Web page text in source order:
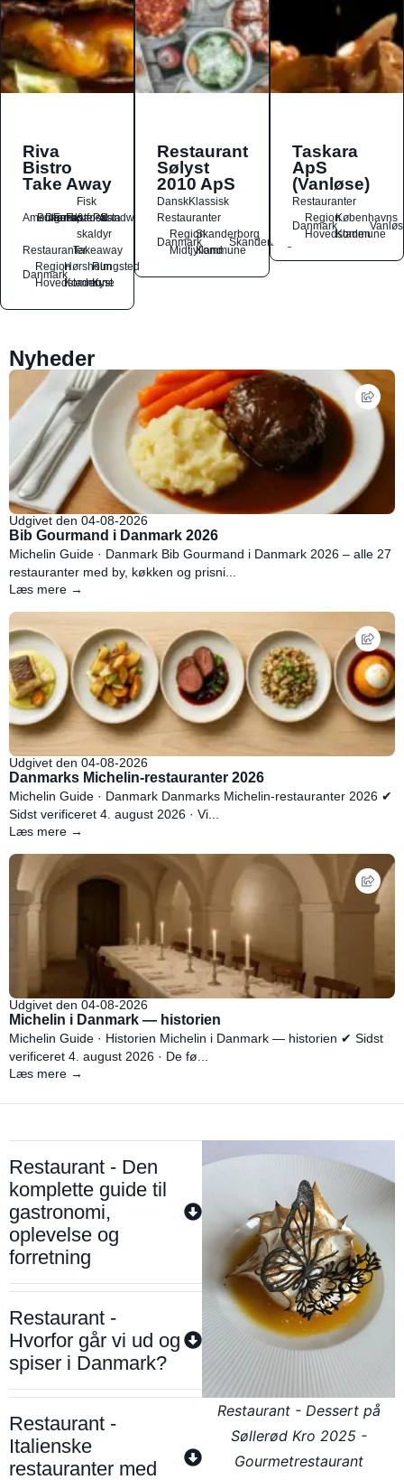
Riva
Bistro
Take Away
Amerikansk
Burger
Dansk
Europæisk
Fastfood
Fisk
&
skaldyr
Pasta
Sandwich
RestauranterTakeaway
Danmark
Region
Hovedstaden
Hørsholm
Kommune
Rungsted
Kyst
Restaurant
Sølyst
2010 ApS
DanskKlassisk
Restauranter
Danmark
Region
Midtjylland
Skanderborg
Kommune
Skanderborg
Taskara
ApS
(Vanløse)
Restauranter
Danmark
Region
Hovedstaden
Københavns
Kommune
Nyheder
Udgivet den 04-08-2026
Bib Gourmand i Danmark 2026
Michelin Guide · Danmark Bib Gourmand i Danmark 2026 – alle 27
restauranter med by, køkken og prisni...
Læs mere →
Udgivet den 04-08-2026
Danmarks Michelin-restauranter 2026
Michelin Guide · Danmark Danmarks Michelin-restauranter 2026 ✔
Sidst verificeret 4. august 2026 · Vi...
Læs mere →
Udgivet den 04-08-2026
Michelin i Danmark — historien
Michelin Guide · Historien Michelin i Danmark — historien ✔ Sidst
verificeret 4. august 2026 · De fø...
Læs mere →
Restaurant - Den
komplette guide til
gastronomi,
oplevelse og
forretning
Restaurant -
Hvorfor går vi ud og
spiser i Danmark?
Restaurant -
Italienske
restauranter med
Restaurant - Dessert på
Søllerød Kro 2025 -
Gourmetrestaurant